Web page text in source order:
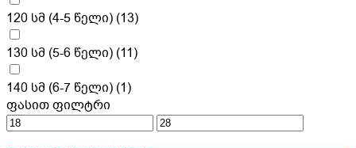
120 სმ (4-5 წელი) (13)
130 სმ (5-6 წელი) (11)
140 სმ (6-7 წელი) (1)
ფასით ფილტრი